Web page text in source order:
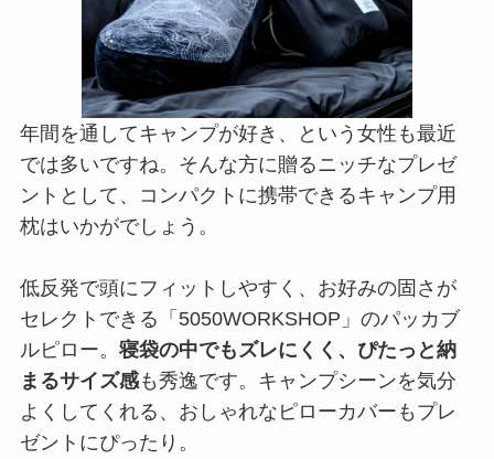
年間を通してキャンプが好き、という女性も最近
では多いですね。そんな方に贈るニッチなプレゼ
ントとして、コンパクトに携帯できるキャンプ用
枕はいかがでしょう。
低反発で頭にフィットしやすく、お好みの固さが
セレクトできる「5050WORKSHOP」のパッカブ
ルピロー。 寝袋の中でもズレにくく、ぴたっと納
まるサイズ感も秀逸です。キャンプシーンを気分
よくしてくれる、おしゃれなピローカバーもプレ
ゼントにぴったり。